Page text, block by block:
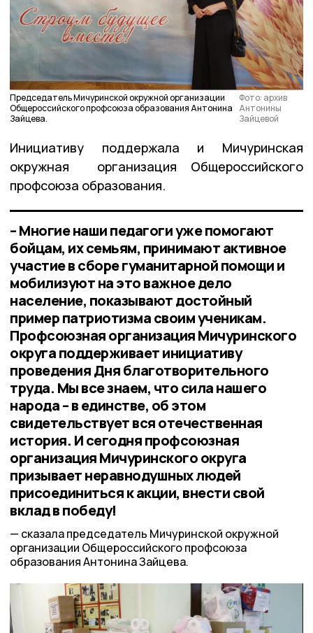
Председатель Мичуринской окружной организации
Общероссийского профсоюза образования Антонина
Зайцева.
Фото: архив
Антонины
Зайцевой
Инициативу поддержала и Мичуринская
окружная организация Общероссийского
профсоюза образования.
– Многие наши педагоги уже помогают
бойцам, их семьям, принимают активное
участие в сборе гуманитарной помощи и
мобилизуют на это важное дело
население, показывают достойный
пример патриотизма своим ученикам.
Профсоюзная организация Мичуринского
округа поддерживает инициативу
проведения Дня благотворительного
труда. Мы все знаем, что сила нашего
народа – в единстве, об этом
свидетельствует вся отечественная
история. И сегодня профсоюзная
организация Мичуринского округа
призывает неравнодушных людей
присоединиться к акции, внести свой
вклад в победу!
сказала председатель Мичуринской окружной
организации Общероссийского профсоюза
образования Антонина Зайцева.